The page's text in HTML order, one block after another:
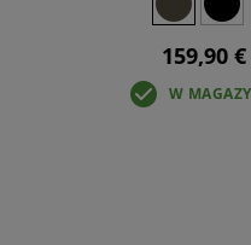
159,90 €
W